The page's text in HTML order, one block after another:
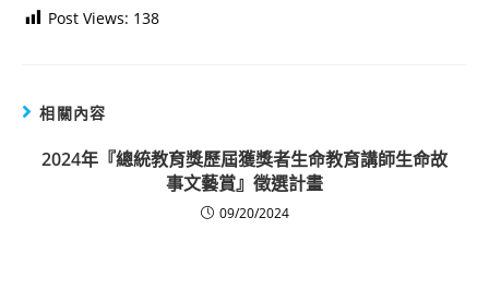
Post Views: 138
相關內容
2024年『總統教育獎歷屆獲獎者生命教育講師生命故
事文藝賞』徵選計畫
09/20/2024